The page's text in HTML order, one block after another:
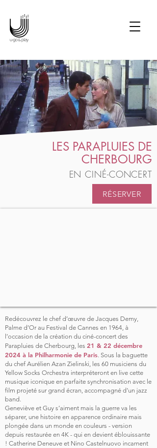
LES PARAPLUIES DE
CHERBOURG
EN CINÉ-CONCERT
RÉSERVER
Redécouvrez le chef d’œuvre de Jacques Demy,
Palme d’Or au Festival de Cannes en 1964, à
l’occasion de la création du ciné-concert des
Parapluies de Cherbourg, les 21 & 22 décembre
2024 à la Philharmonie de Paris. Sous la baguette
du chef Aurélien Azan Zielinski, les 60 musiciens du
Yellow Socks Orchestra interpréteront en live cette
musique iconique en parfaite synchronisation avec le
film projeté sur grand écran, accompagné d’un jazz
band.
Geneviève et Guy s’aiment mais la guerre va les
séparer, une histoire en apparence ordinaire mais
plongée dans un monde en couleurs - version
depuis restaurée en 4K - qui en devient éblouissante
! Catherine Deneuve et Nino Castelnuovo incarnent